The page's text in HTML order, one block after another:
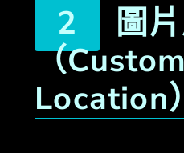
圖
（
Location）